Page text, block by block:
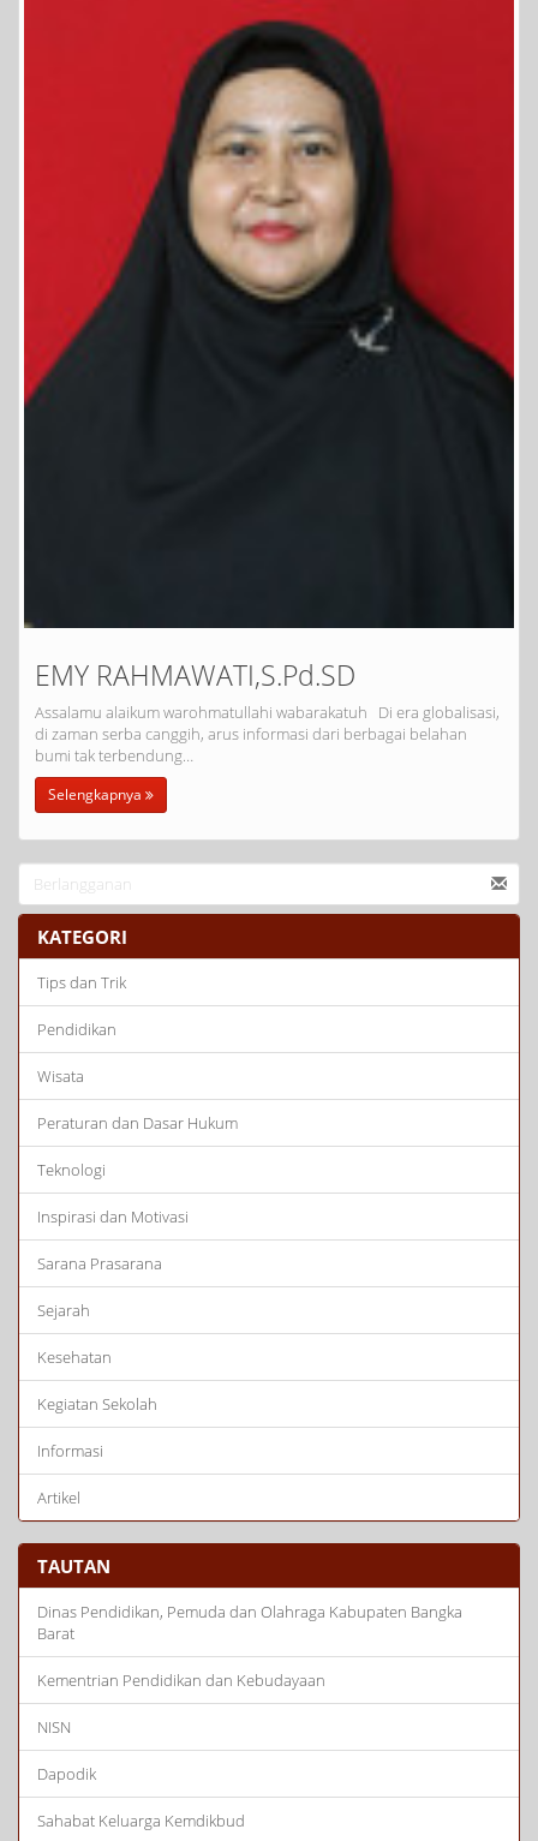
EMY RAHMAWATI,S.Pd.SD
Assalamu alaikum warohmatullahi wabarakatuh Di era globalisasi,
di zaman serba canggih, arus informasi dari berbagai belahan
bumi tak terbendung…
Selengkapnya
KATEGORI
Tips dan Trik
Pendidikan
Wisata
Peraturan dan Dasar Hukum
Teknologi
Inspirasi dan Motivasi
Sarana Prasarana
Sejarah
Kesehatan
Kegiatan Sekolah
Informasi
Artikel
TAUTAN
Dinas Pendidikan, Pemuda dan Olahraga Kabupaten Bangka
Barat
Kementrian Pendidikan dan Kebudayaan
NISN
Dapodik
Sahabat Keluarga Kemdikbud